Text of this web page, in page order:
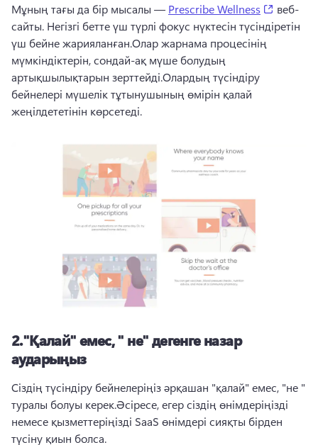
Мұның тағы да бір мысалы — Prescribe Wellness (opens
веб-
сайты. Негізгі бетте үш түрлі фокус нүктесін түсіндіретін
үш бейне жарияланған.Олар жарнама процесінің
мүмкіндіктерін, сондай-ақ мүше болудың
артықшылықтарын зерттейді.Олардың түсіндіру
бейнелері мүшелік тұтынушының өмірін қалай
жеңілдететінін көрсетеді.
2."Қалай" емес, " не" дегенге назар
аударыңыз
Сіздің түсіндіру бейнелеріңіз әрқашан "қалай" емес, "не "
туралы болуы керек.Әсіресе, егер сіздің өнімдеріңізді
немесе қызметтеріңізді SaaS өнімдері сияқты бірден
түсіну қиын болса.